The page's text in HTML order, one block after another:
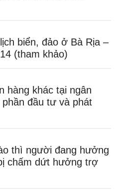
biển, đảo ở Bà Rịa –
(tham khảo)
hàng khác tại ngân
đầu tư và phát
thì người đang hưởng
chấm dứt hưởng trợ